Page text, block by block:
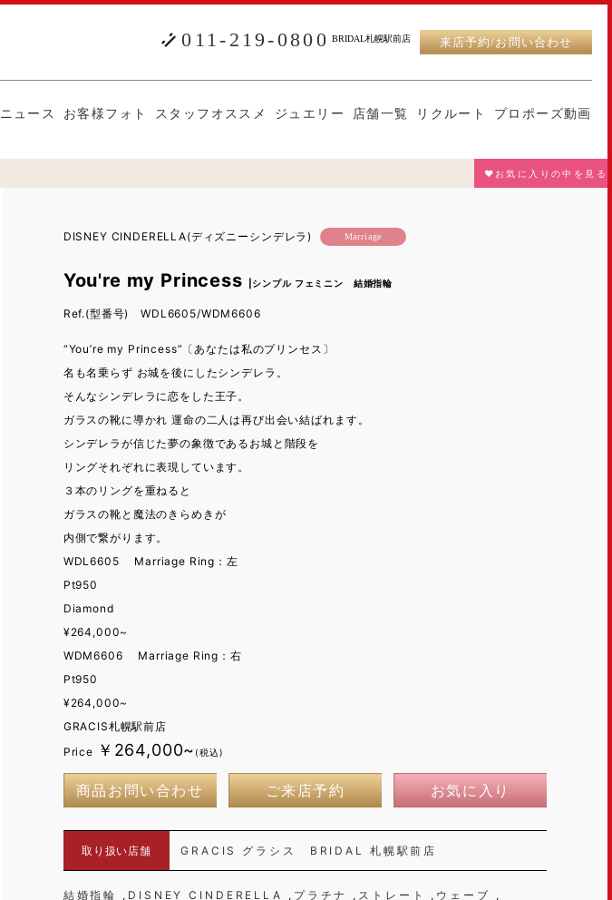
011-219-0800 BRIDAL札幌駅前店 来店予約/お問い合わせ
ニュース お客様フォト スタッフオススメ ジュエリー 店舗一覧 リクルート プロポーズ動画
♥お気に入りの中を見る
DISNEY CINDERELLA(ディズニーシンデレラ) Marriage
You're my Princess |シンプル フェミニン 結婚指輪
Ref.(型番号) WDL6605/WDM6606
“You’re my Princess”〔あなたは私のプリンセス〕
名も名乗らず お城を後にしたシンデレラ。
そんなシンデレラに恋をした王子。
ガラスの靴に導かれ 運命の二人は再び出会い結ばれます。
シンデレラが信じた夢の象徴であるお城と階段を
リングそれぞれに表現しています。
３本のリングを重ねると
ガラスの靴と魔法のきらめきが
内側で繋がります。
WDL6605 Marriage Ring：左
Pt950
Diamond
¥264,000~
WDM6606 Marriage Ring：右
Pt950
¥264,000~
GRACIS札幌駅前店
Price ￥264,000~ (税込)
商品お問い合わせ ご来店予約 お気に入り
取り扱い店舗 GRACIS グラシス BRIDAL 札幌駅前店
結婚指輪 DISNEY CINDERELLA プラチナ ストレート
ウェーブ